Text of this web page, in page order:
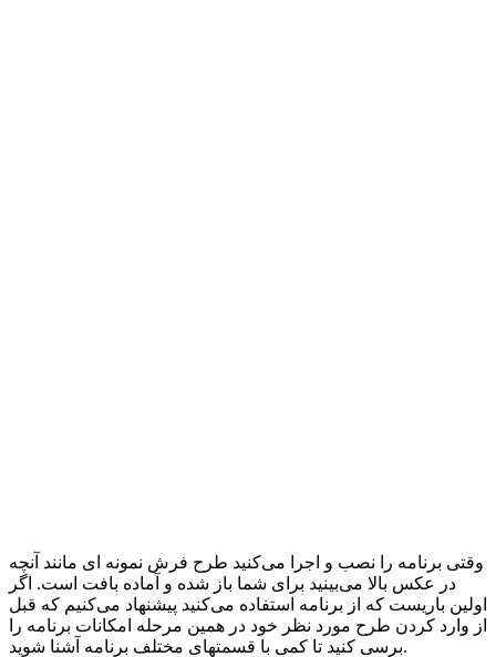
وقتی برنامه را نصب و اجرا می‌کنید طرح فرش نمونه ای مانند آنچه
در عکس بالا می‌بینید برای شما باز شده و آماده بافت است. اگر
اولین باریست که از برنامه استفاده می‌کنید پیشنهاد می‌کنیم که قبل
از وارد کردن طرح مورد نظر خود در همین مرحله امکانات برنامه را
برسی کنید تا کمی با قسمتهای مختلف برنامه آشنا شوید.